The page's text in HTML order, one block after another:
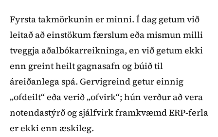
Fyrsta takmörkunin er minni. Í dag getum við
leitað að einstökum færslum eða mismun milli
tveggja aðalbókarreikninga, en við getum ekki
enn greint heilt gagnasafn og búið til
áreiðanlega spá. Gervigreind getur einnig
„ofdeilt“ eða verið „ofvirk“; hún verður að vera
notendastýrð og sjálfvirk framkvæmd ERP-ferla
er ekki enn æskileg.